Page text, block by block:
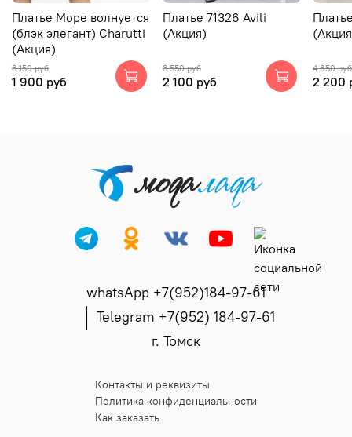
Платье Море волнуется
(блэк элегант) Charutti
(Акция)
3 150 руб
1 900 руб
Платье 71326 Avili
(Акция)
3 550 руб
2 100 руб
4 650 руб
2 200
whatsApp +7(952)184-97-61
Telegram +7(952) 184-97-61
г. Томск
Контакты и реквизиты
Политика конфиденциальности
Как заказать